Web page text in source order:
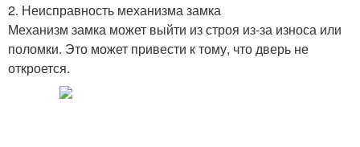
2. Неисправность механизма замка
Механизм замка может выйти из строя из-за износа или
поломки. Это может привести к тому, что дверь не
откроется.